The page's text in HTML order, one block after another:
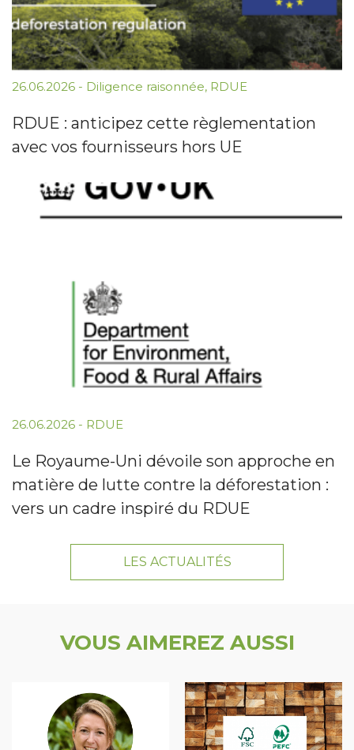
26.06.2026 - Diligence raisonnée, RDUE
RDUE : anticipez cette règlementation
avec vos fournisseurs hors UE
26.06.2026 - RDUE
Le Royaume-Uni dévoile son approche en
matière de lutte contre la déforestation :
vers un cadre inspiré du RDUE
LES ACTUALITÉS
VOUS AIMEREZ AUSSI